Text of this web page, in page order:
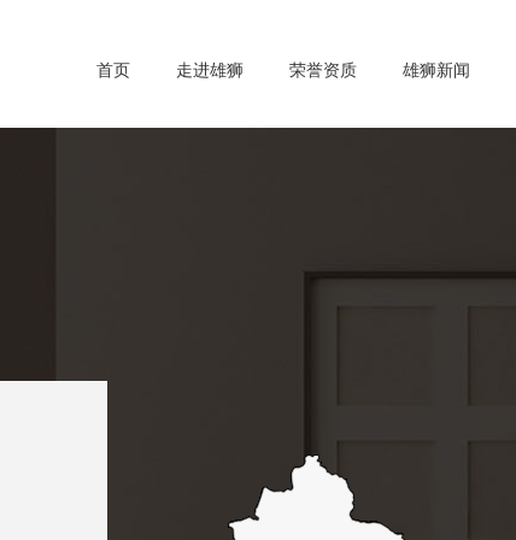
首页 走进雄狮 荣誉资质 雄狮新闻